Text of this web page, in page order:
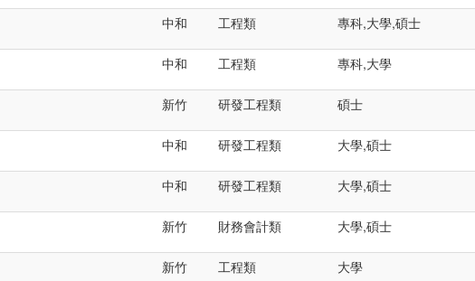
中和 工程類 專科,大學,碩士
中和 工程類 專科,大學
新竹 研發工程類 碩士
中和 研發工程類 大學,碩士
中和 研發工程類 大學,碩士
新竹 財務會計類 大學,碩士
新竹 工程類 大學